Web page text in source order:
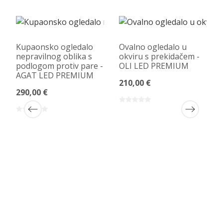
Kupaonsko ogledalo
nepravilnog oblika s
podlogom protiv pare -
AGAT LED PREMIUM
290,00 €
Ovalno ogledalo u
okviru s prekidačem -
OLI LED PREMIUM
210,00 €